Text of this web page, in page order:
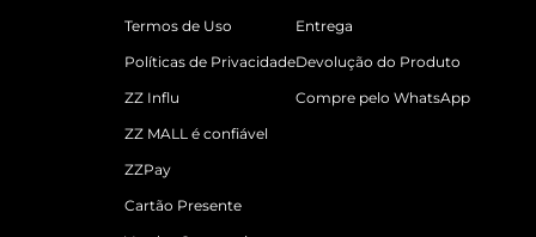
Termos de Uso
Políticas de Privacidade
ZZ Influ
ZZ MALL é confiável
ZZPay
Cartão Presente
Entrega
Devolução do Produto
Compre pelo WhatsApp